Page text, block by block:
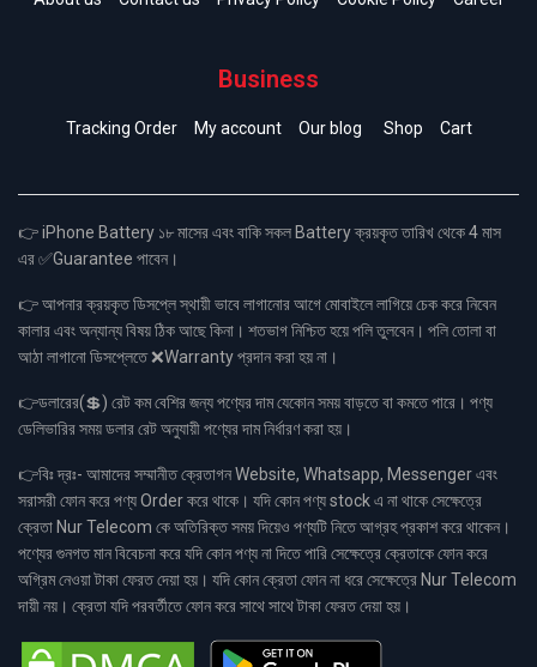
Business
Tracking Order My account Our blog Shop Cart
👉 iPhone Battery ১৮ মাসের এবং বাকি সকল Battery ক্রয়কৃত তারিখ থেকে 4 মাস
এর ✅Guarantee পাবেন।
👉 আপনার ক্রয়কৃত ডিসপ্লে স্থায়ী ভাবে লাগানোর আগে মোবাইলে লাগিয়ে চেক করে নিবেন
কালার এবং অন্যান্য বিষয় ঠিক আছে কিনা। শতভাগ নিশ্চিত হয়ে পলি তুলবেন। পলি তোলা বা
আঠা লাগানো ডিসপ্লেতে ❌Warranty প্রদান করা হয় না।
👉ডলারের(💲) রেট কম বেশির জন্য পণ্যের দাম যেকোন সময় বাড়তে বা কমতে পারে। পণ্য
ডেলিভারির সময় ডলার রেট অনুযায়ী পণ্যের দাম নির্ধারণ করা হয়।
👉বিঃ দ্রঃ- আমাদের সম্মানীত ক্রেতাগন Website, Whatsapp, Messenger এবং
সরাসরী ফোন করে পণ্য Order করে থাকে। যদি কোন পণ্য stock এ না থাকে সেক্ষেত্রে
ক্রেতা Nur Telecom কে অতিরিক্ত সময় দিয়েও পণ্যটি নিতে আগ্রহ প্রকাশ করে থাকেন।
পণ্যের গুনগত মান বিবেচনা করে যদি কোন পণ্য না দিতে পারি সেক্ষেত্রে ক্রেতাকে ফোন করে
অগ্রিম নেওয়া টাকা ফেরত দেয়া হয়। যদি কোন ক্রেতা ফোন না ধরে সেক্ষেত্রে Nur Telecom
দায়ী নয়। ক্রেতা যদি পরবর্তীতে ফোন করে সাথে সাথে টাকা ফেরত দেয়া হয়।